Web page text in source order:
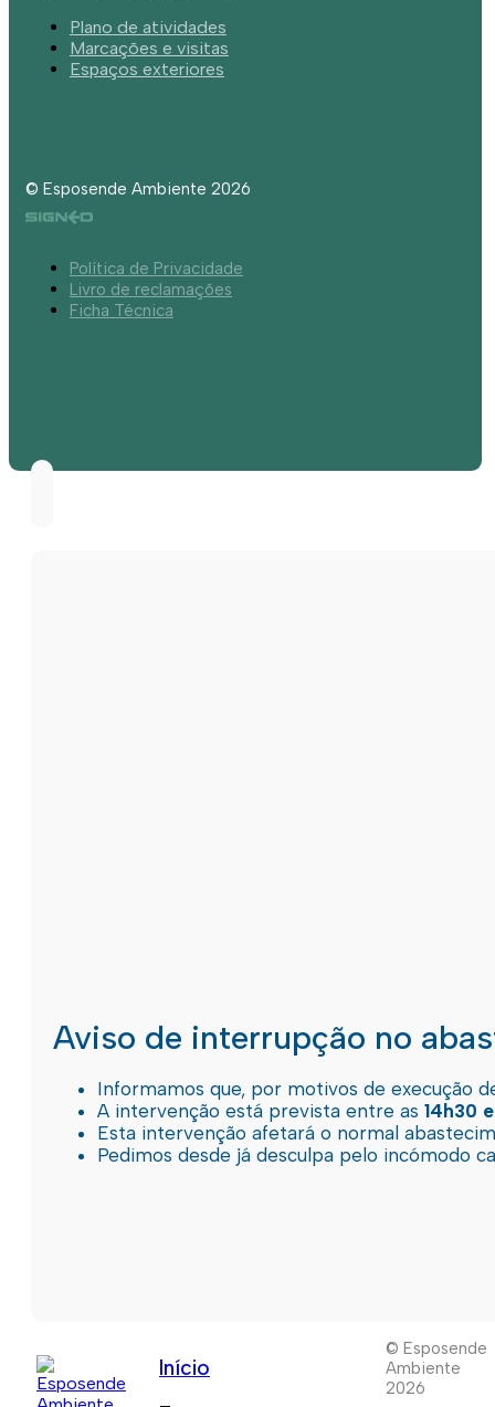
Plano de atividades
Marcações e visitas
Espaços exteriores
© Esposende Ambiente 2026
Política de Privacidade
Livro de reclamações
Ficha Técnica
Aviso de interrupção no
Informamos que, por motivos de execução
A intervenção está prevista entre as 14h30
Esta intervenção afetará o normal
Pedimos desde já desculpa pelo incómodo
Início
© Esposende
Ambiente
2026